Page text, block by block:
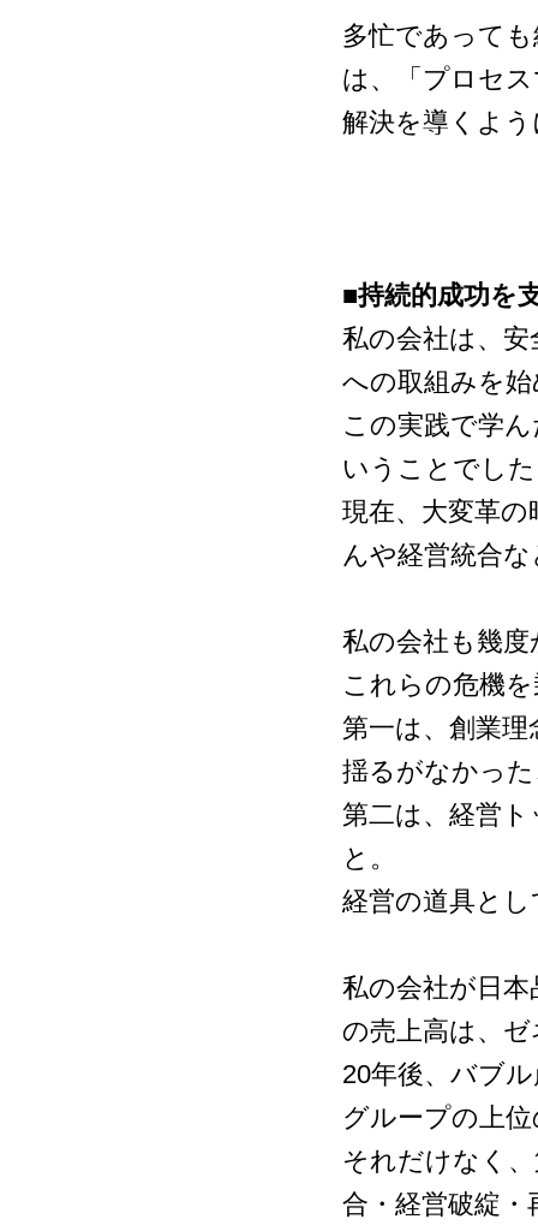
多忙であって
は、「プロセ
解決を導くよ
■持続的成功を
私の会社は、
への取組みを
この実践で学
いうことでし
現在、大変革
んや経営統合
私の会社も幾
これらの危機
第一は、創業
揺るがなかっ
第二は、経営
と。
経営の道具と
私の会社が日
の売上高は、
20年後、バブ
グループの上
それだけなく
合・経営破綻